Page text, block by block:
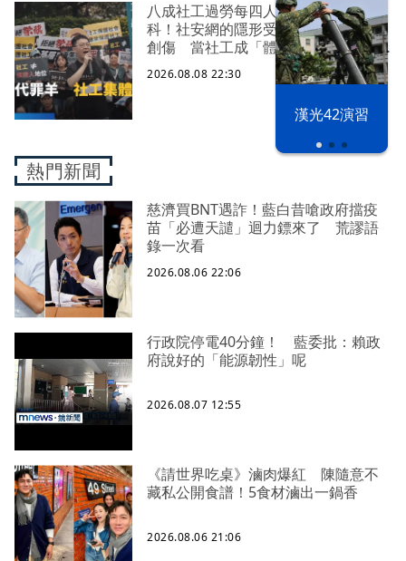
漢光42演習
八成社工過勞每四人有一人求助身心
科！社安網的隱形受災戶 集體心理
創傷 當社工成「體制代罪羊」 防
禦性社工不敢多做無奈趨勢？耗竭殆
盡下的社安網危機｜社工消失中
2026.08.08 22:30
熱門新聞
慈濟買BNT遇詐！藍白昔嗆政府擋疫
苗「必遭天譴」迴力鏢來了 荒謬語
錄一次看
2026.08.06 22:06
行政院停電40分鐘！ 藍委批：賴政
府說好的「能源韌性」呢
2026.08.07 12:55
《請世界吃桌》滷肉爆紅 陳隨意不
藏私公開食譜！5食材滷出一鍋香
2026.08.06 21:06